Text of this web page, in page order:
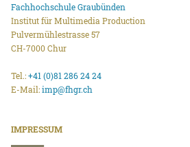
Fachhochschule Graubünden
Institut für Multimedia Production
Pulvermühlestrasse 57
CH-7000 Chur
Tel.:+41 (0)81 286 24 24
E-Mail:imp@fhgr.ch
IMPRESSUM